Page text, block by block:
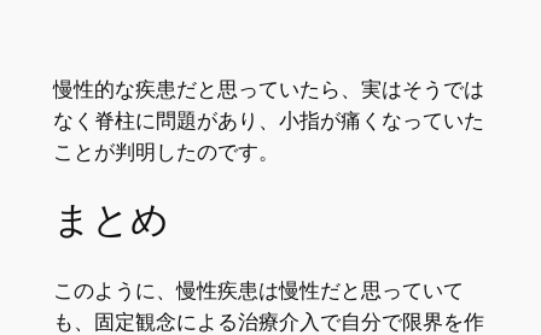
慢性的な疾患だと思っていたら、実はそうでは
なく脊柱に問題があり、小指が痛くなっていた
ことが判明したのです。
まとめ
このように、慢性疾患は慢性だと思っていて
も、固定観念による治療介入で自分で限界を作